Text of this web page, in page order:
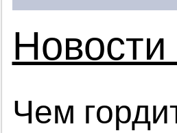
Чем